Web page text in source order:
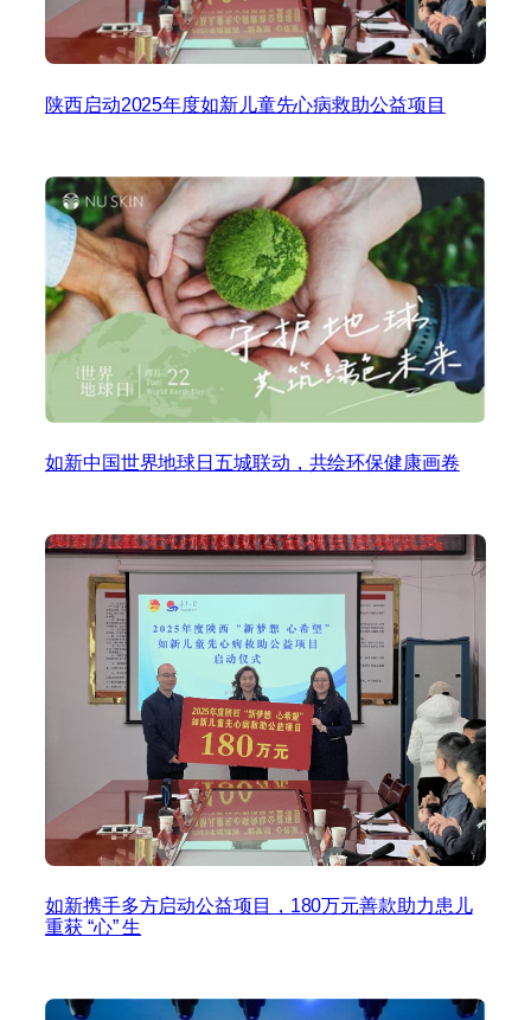
陕西启动2025年度如新儿童先心病救助公益项目
如新中国世界地球日五城联动，共绘环保健康画卷
如新携手多方启动公益项目，180万元善款助力患儿
重获 “心” 生